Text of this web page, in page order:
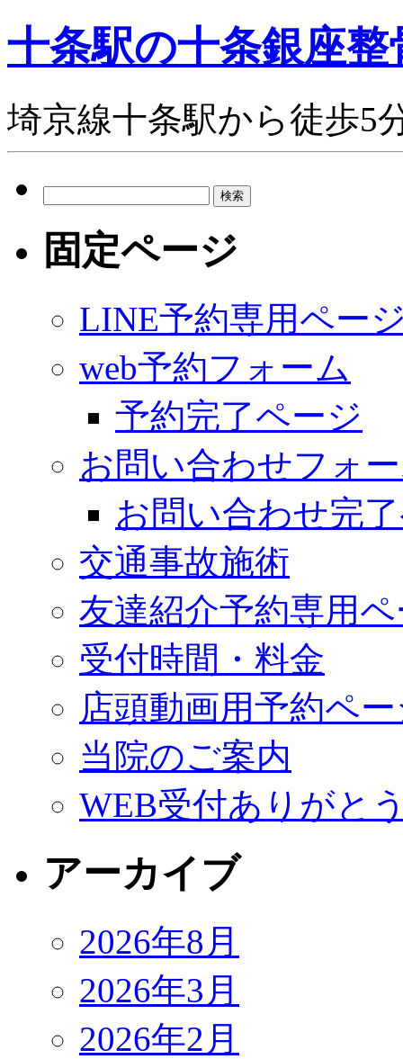
十条駅の十条銀座整
埼京線十条駅から徒歩5
固定ページ
LINE予約専用ペー
web予約フォーム
予約完了ページ
お問い合わせフォ
お問い合わせ完
交通事故施術
友達紹介予約専用
受付時間・料金
店頭動画用予約ペ
当院のご案内
WEB受付ありがと
アーカイブ
2026年8月
2026年3月
2026年2月